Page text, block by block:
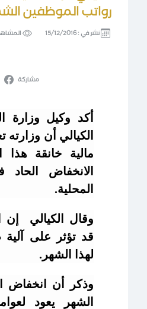
رواتب الموظفين
نشر في :15/12/2016
مشاركة
أكد وكيل وزارة
الكيالي أن
مالية خانقة
الانخفاض الحاد
المحلية.
وقال الكيالي إن
قد تؤثر على
لهذا الشهر.
وذكر أن انخفاض
الشهر يعود